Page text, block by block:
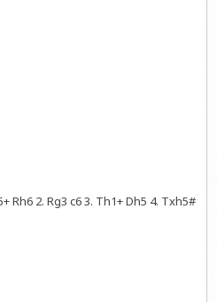
Rh6 2. Rg3 c6 3. Th1+ Dh5 4. Txh5#